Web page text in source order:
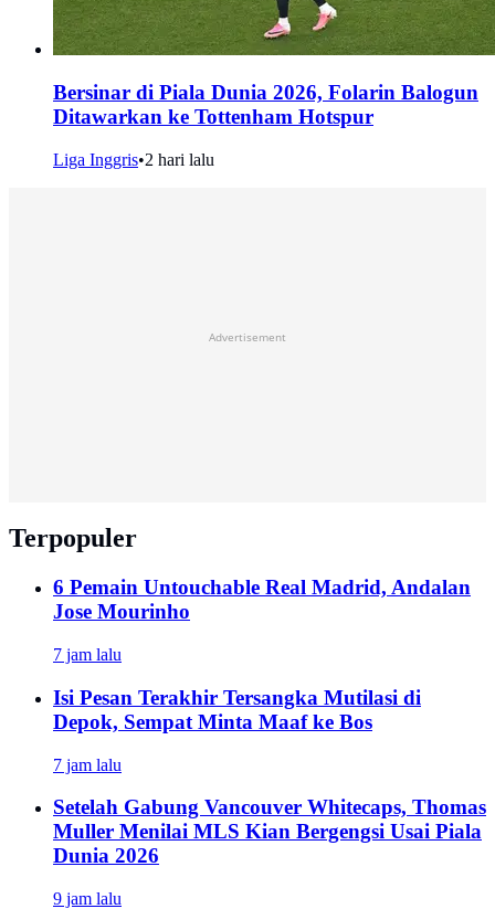
Bersinar di Piala Dunia 2026, Folarin Balogun
Ditawarkan ke Tottenham Hotspur
Liga Inggris•2 hari lalu
Advertisement
Terpopuler
6 Pemain Untouchable Real Madrid, Andalan
Jose Mourinho
7 jam lalu
Isi Pesan Terakhir Tersangka Mutilasi di
Depok, Sempat Minta Maaf ke Bos
7 jam lalu
Setelah Gabung Vancouver Whitecaps, Thomas
Muller Menilai MLS Kian Bergengsi Usai Piala
Dunia 2026
9 jam lalu